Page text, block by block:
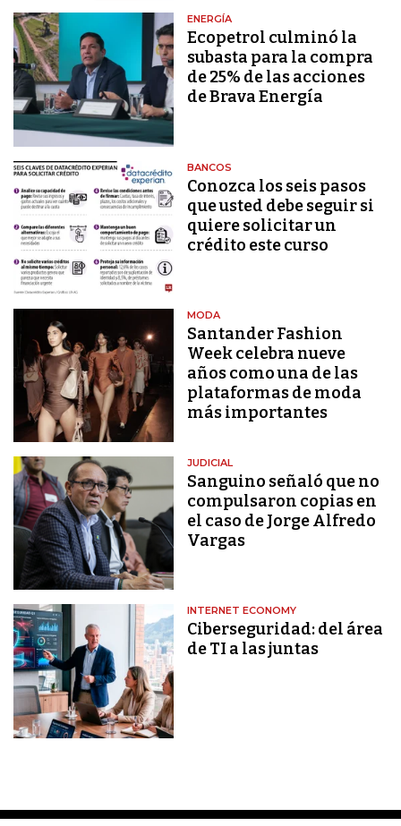
ENERGÍA
Ecopetrol culminó la
subasta para la compra
de 25% de las acciones
de Brava Energía
BANCOS
Conozca los seis pasos
que usted debe seguir si
quiere solicitar un
crédito este curso
MODA
Santander Fashion
Week celebra nueve
años como una de las
plataformas de moda
más importantes
JUDICIAL
Sanguino señaló que no
compulsaron copias en
el caso de Jorge Alfredo
Vargas
INTERNET ECONOMY
Ciberseguridad: del área
de TI a las juntas